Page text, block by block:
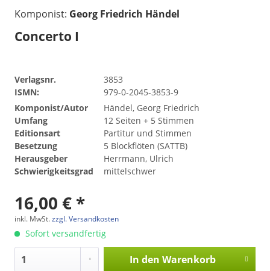
Komponist: Georg Friedrich Händel
Concerto I
Verlagsnr.
3853
ISMN:
979-0-2045-3853-9
Komponist/Autor
Händel, Georg Friedrich
Umfang
12 Seiten + 5 Stimmen
Editionsart
Partitur und Stimmen
Besetzung
5 Blockflöten (SATTB)
Herausgeber
Herrmann, Ulrich
Schwierigkeitsgrad
mittelschwer
16,00 € *
inkl. MwSt.zzgl. Versandkosten
Sofort versandfertig
In den Warenkorb